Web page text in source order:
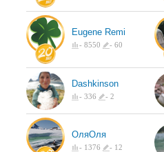
Eugene Remi
- 8550 - 60
Dashkinson
- 336 - 2
ОляОля
- 1376 - 12